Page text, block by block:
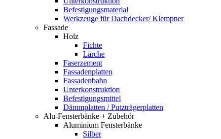
Befestigungsmaterial
Werkzeuge für Dachdecker/ Klempner
Fassade
Holz
Fichte
Lärche
Faserzement
Fassadenplatten
Fassadenbahn
Unterkonstruktion
Befestigungsmittel
Dämmplatten / Putzträgerplatten
Alu-Fensterbänke + Zubehör
Aluminium Fensterbänke
Silber